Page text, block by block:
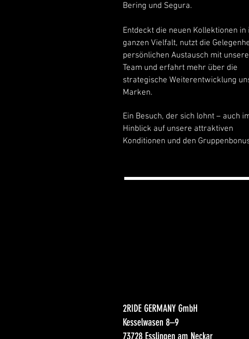
Bering und Segura.
Entdeckt die neuen Kollektionen
ganzen Vielfalt, nutzt die
persönlichen Austausch mit
Team und erfahrt mehr über die
strategische Weiterentwicklung
Marken.
Ein Besuch, der sich lohnt – auch
Hinblick auf unsere attraktiven
Konditionen und den
2RIDE GERMANY GmbH
Kesselwasen 8–9
73728 Esslingen am Neckar